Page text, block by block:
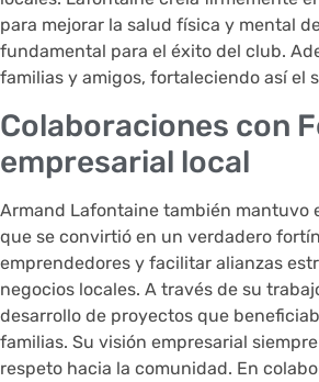
para mejorar la salud física y mental
fundamental para el éxito del club.
familias y amigos, fortaleciendo así el
Colaboraciones con
empresarial local
Armand Lafontaine también mantuvo
que se convirtió en un verdadero
emprendedores y facilitar alianzas
negocios locales. A través de su
desarrollo de proyectos que
familias. Su visión empresarial
respeto hacia la comunidad. En